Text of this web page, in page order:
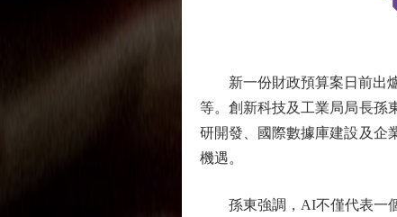
新一份財政預算案日前出爐
等。創新科技及工業局局長孫
研開發、國際數據庫建設及企
機遇。
孫東強調，AI不僅代表一個